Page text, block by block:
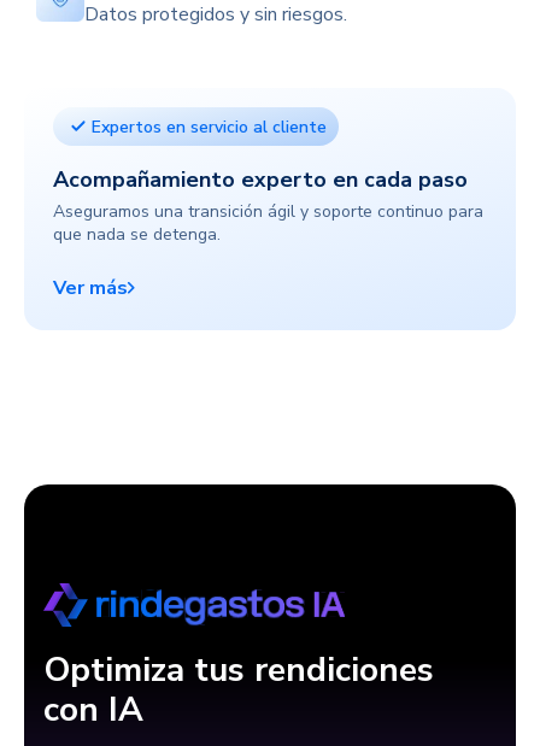
Datos protegidos y sin riesgos.
Expertos en servicio al cliente
Acompañamiento experto en cada paso
Aseguramos una transición ágil y soporte continuo para
que nada se detenga.
Ver más
Optimiza tus rendiciones
con IA